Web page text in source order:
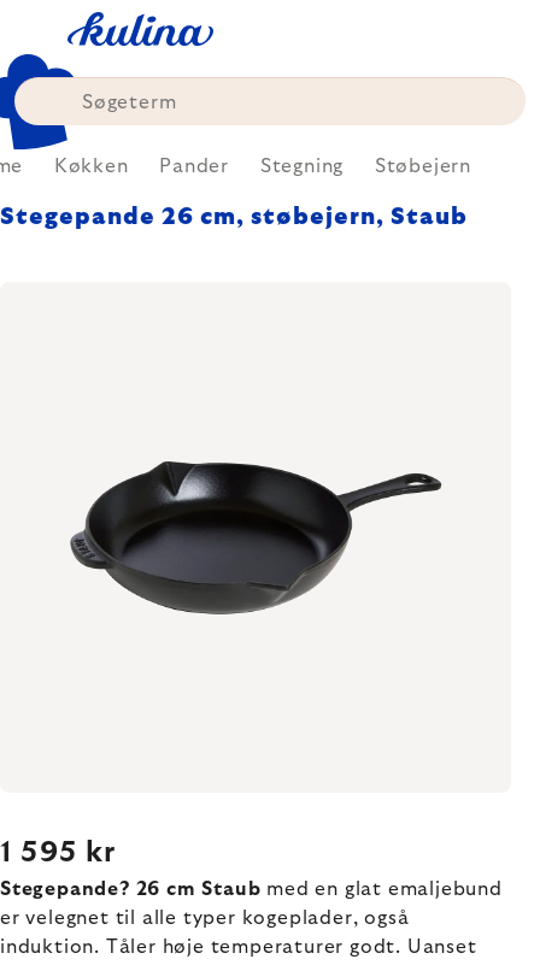
content
Køkken Pander Stegning Støbejern
Stegepande 26 cm, støbejern, Staub
1 595 kr
Stegepande? 26 cm Staub med en glat emaljebund
er velegnet til alle typer kogeplader, også
induktion. Tåler høje temperaturer godt. Uanset